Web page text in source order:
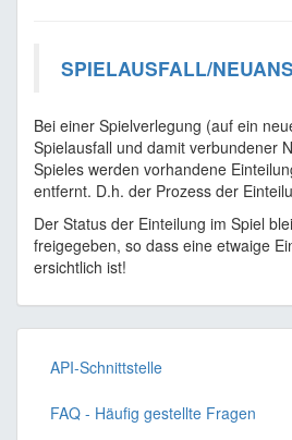
SPIELAUSFALL/
Bei einer Spielverlegung (auf ein
Spielausfall und damit verbundener
Spieles werden vorhandene
entfernt. D.h. der Prozess der
Der Status der Einteilung im Spiel
freigegeben, so dass eine etwaige
ersichtlich ist!
API-Schnittstelle
FAQ - Häufig gestellte Fragen